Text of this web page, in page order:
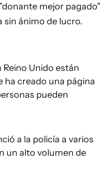
mejor pagado"
sin ánimo de lucro.
Unido están
ha creado una página
pueden
a la policía a varios
un alto volumen de